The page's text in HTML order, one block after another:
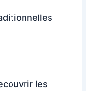
les